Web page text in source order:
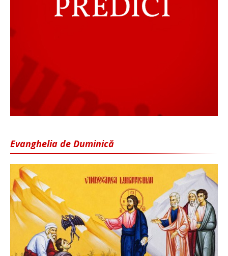
Evanghelia de Duminică